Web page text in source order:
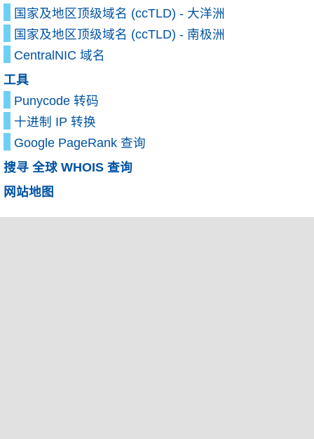
国家及地区顶级域名 (ccTLD) - 大洋洲
国家及地区顶级域名 (ccTLD) - 南极洲
CentralNIC 域名
工具
Punycode 转码
十进制 IP 转换
Google PageRank 查询
搜寻 全球 WHOIS 查询
网站地图